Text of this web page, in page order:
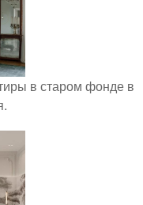
в старом фонде в